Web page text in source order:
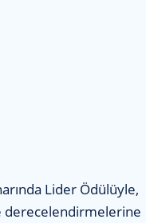
Lider Ödülüyle,
derecelendirmelerine